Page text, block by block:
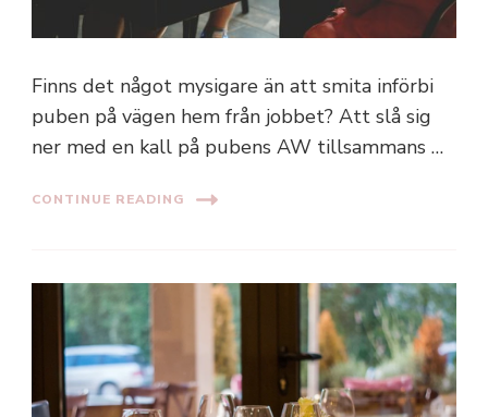
Finns det något mysigare än att smita införbi
puben på vägen hem från jobbet? Att slå sig
ner med en kall på pubens AW tillsammans …
CONTINUE READING